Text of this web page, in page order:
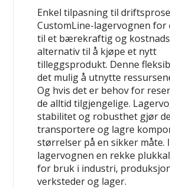
Enkel tilpasning til
CustomLine-lagervognen for
til et bærekraftig og
alternativ til å kjøpe et nytt
tilleggsprodukt. Denne
det mulig å utnytte
Og hvis det er behov for
de alltid tilgjengelige.
stabilitet og robusthet gjør
transportere og lagre
størrelser på en sikker måte.
lagervognen en rekke
for bruk i industri,
verksteder og lager.